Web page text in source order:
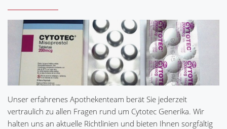
Unser erfahrenes Apothekenteam berät Sie jederzeit
vertraulich zu allen Fragen rund um Cytotec Generika. Wir
halten uns an aktuelle Richtlinien und bieten Ihnen sorgfältig